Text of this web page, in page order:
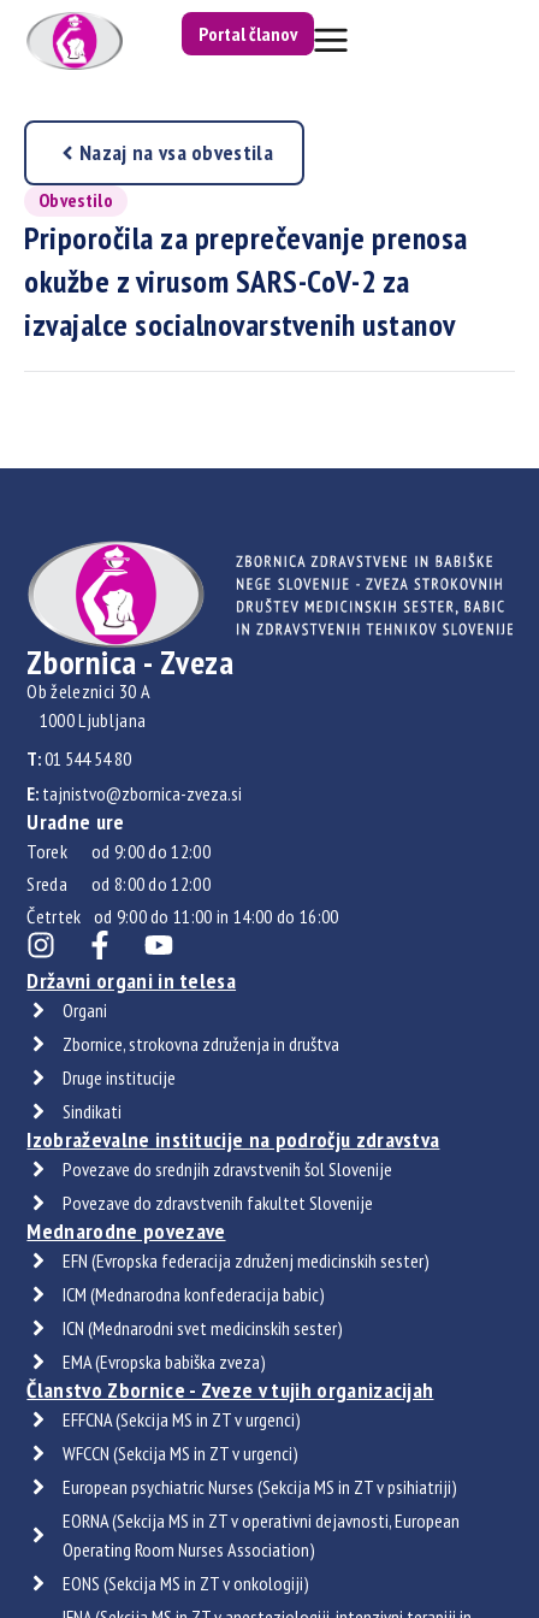
Portal članov
Nazaj na vsa obvestila
Obvestilo
Priporočila za preprečevanje prenosa
okužbe z virusom SARS-CoV-2 za
izvajalce socialnovarstvenih ustanov
Zbornica - Zveza
Ob železnici 30 A
1000 Ljubljana
T:01 544 54 80
E: tajnistvo@zbornica-zveza.si
Uradne ure
Torek od 9:00 do 12:00
Sreda od 8:00 do 12:00
Četrtek od 9:00 do 11:00 in 14:00 do 16:00
Državni organi in telesa
Organi
Zbornice, strokovna združenja in društva
Druge institucije
Sindikati
Izobraževalne institucije na področju zdravstva
Povezave do srednjih zdravstvenih šol Slovenije
Povezave do zdravstvenih fakultet Slovenije
Mednarodne povezave
EFN (Evropska federacija združenj medicinskih sester)
ICM (Mednarodna konfederacija babic)
ICN (Mednarodni svet medicinskih sester)
EMA (Evropska babiška zveza)
Članstvo Zbornice - Zveze v tujih organizacijah
EFFCNA (Sekcija MS in ZT v urgenci)
WFCCN (Sekcija MS in ZT v urgenci)
European psychiatric Nurses (Sekcija MS in ZT v psihiatriji)
EORNA (Sekcija MS in ZT v operativni dejavnosti, European
Operating Room Nurses Association)
EONS (Sekcija MS in ZT v onkologiji)